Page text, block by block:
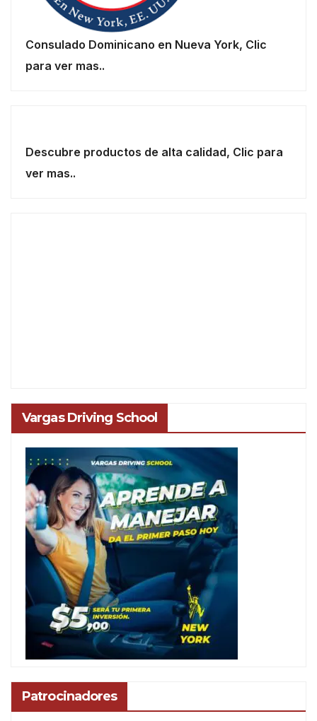
Consulado Dominicano en Nueva York, Clic
para ver mas..
Descubre productos de alta calidad, Clic para
ver mas..
Vargas Driving School
Patrocinadores